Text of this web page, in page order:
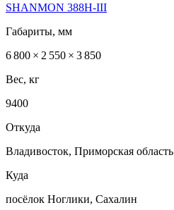
SHANMON 388Н-III
Габариты, мм
6 800 × 2 550 × 3 850
Вес, кг
9400
Откуда
Владивосток, Приморская область
Куда
посёлок Ноглики, Сахалин